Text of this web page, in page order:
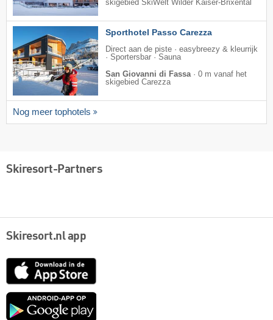
skigebied SkiWelt Wilder Kaiser-Brixental
Sporthotel Passo Carezza
Direct aan de piste · easybreezy & kleurrijk
· Sportersbar · Sauna
San Giovanni di Fassa· 0 m vanaf het
skigebied Carezza
Nog meer tophotels
Skiresort-Partners
Skiresort.nl app
App
Google